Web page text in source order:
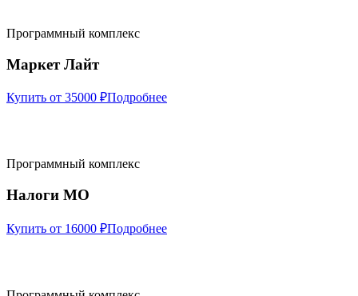
Программный комплекс
Маркет Лайт
Купить от 35000 ₽Подробнее
Программный комплекс
Налоги МО
Купить от 16000 ₽Подробнее